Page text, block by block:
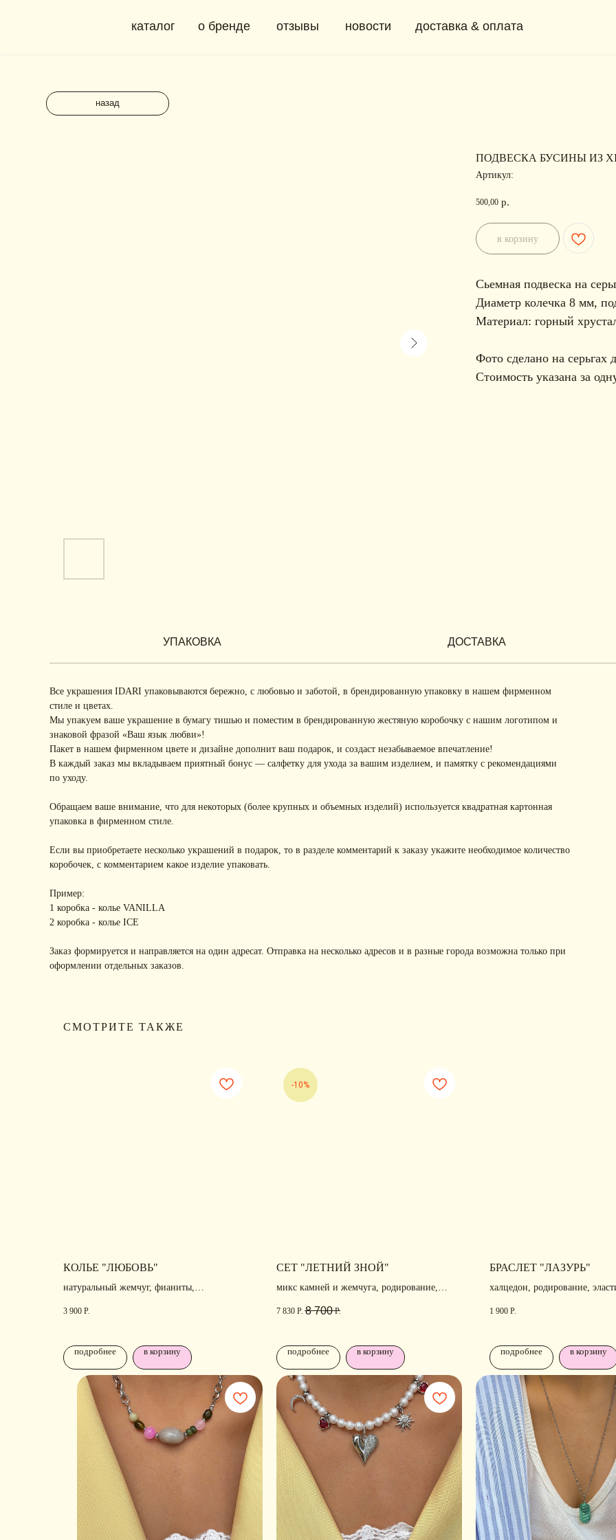
о бренде
каталог доставка & оплата
новости
отзывы
назад
ПОДВЕСКА БУСИНЫ ИЗ
Артикул:
500,00 р.
в корзину
Сьемная подвеска на
Диаметр колечка 8 мм,
Материал: горный
Фото сделано на серьгах
Стоимость указана за
УПАКОВКА ДОСТАВКА
Все украшения IDARI упаковываются бережно, с любовью и заботой, в брендированную упаковку в нашем фирменном
стиле и цветах.
Мы упакуем ваше украшение в бумагу тишью и поместим в брендированную жестяную коробочку с нашим логотипом и
знаковой фразой «Ваш язык любви»!
Пакет в нашем фирменном цвете и дизайне дополнит ваш подарок, и создаст незабываемое впечатление!
В каждый заказ мы вкладываем приятный бонус — салфетку для ухода за вашим изделием, и памятку с рекомендациями
по уходу.
Обращаем ваше внимание, что для некоторых (более крупных и объемных изделий) используется квадратная картонная
упаковка в фирменном стиле.
Если вы приобретаете несколько украшений в подарок, то в разделе комментарий к заказу укажите необходимое количество
коробочек, с комментарием какое изделие упаковать.
Пример:
1 коробка - колье VANILLA
2 коробка - колье ICE
Заказ формируется и направляется на один адресат. Отправка на несколько адресов и в разные города возможна только при
оформлении отдельных заказов.
СМОТРИТЕ ТАКЖЕ
КОЛЬЕ "ЛЮБОВЬ"
натуральный жемчуг, фианиты,
3 900 Р.
подробнее в корзину
-10%
СЕТ "ЛЕТНИЙ ЗНОЙ"
микс камней и жемчуга, родирование,
7 830 Р. 8 700 Р.
подробнее в корзину
БРАСЛЕТ "ЛАЗУРЬ"
халцедон, родирование,
1 900 Р.
подробнее в корзину